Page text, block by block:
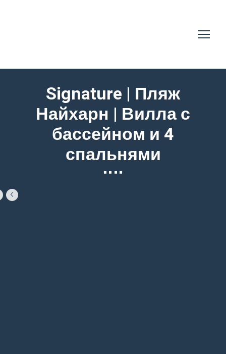
Signature | Пляж
Найхарн | Вилла с
бассейном и 4
спальнями